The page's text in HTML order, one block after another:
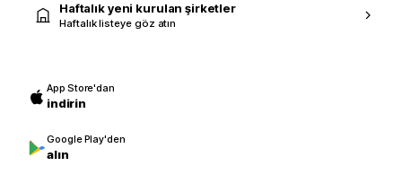
Haftalık yeni kurulan şirketler
Haftalık listeye göz atın
App Store'dan
indirin
Google Play'den
alın